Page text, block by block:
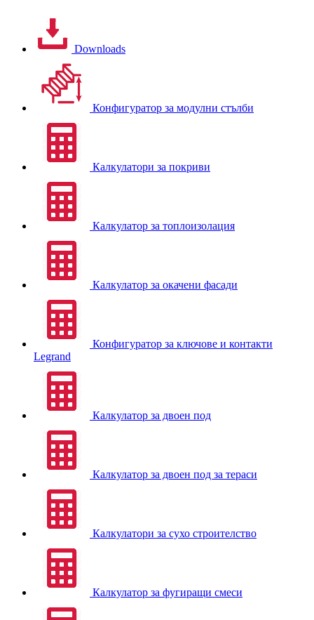
Downloads
Конфигуратор за модулни стълби
Калкулатори за покриви
Калкулатор за топлоизолация
Калкулатор за окачени фасади
Конфигуратор за ключове и контакти
Legrand
Калкулатор за двоен под
Калкулатор за двоен под за тераси
Калкулатори за сухо строителство
Калкулатор за фугиращи смеси